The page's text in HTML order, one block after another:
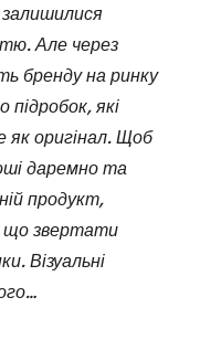
Але через
бренду на ринку
підробок, які
оригінал. Щоб
даремно та
продукт,
що звертати
Візуальні